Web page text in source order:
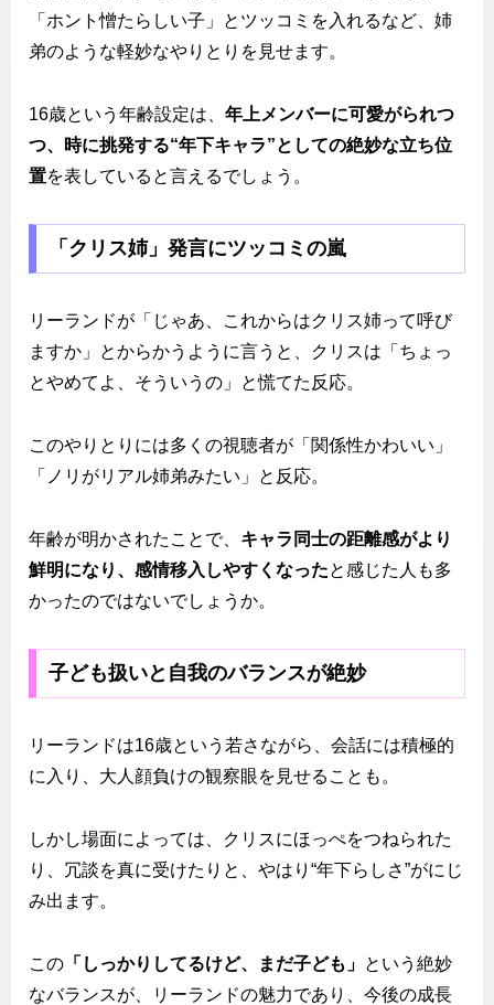
「ホント憎たらしい子」とツッコミを入れるなど、姉
弟のような軽妙なやりとりを見せます。
16歳という年齢設定は、 年上メンバーに可愛がられつ
つ、時に挑発する“年下キャラ”としての絶妙な立ち位
置を表していると言えるでしょう。
「クリス姉」発言にツッコミの嵐
リーランドが「じゃあ、これからはクリス姉って呼び
ますか」とからかうように言うと、クリスは「ちょっ
とやめてよ、そういうの」と慌てた反応。
このやりとりには多くの視聴者が「関係性かわいい」
「ノリがリアル姉弟みたい」と反応。
年齢が明かされたことで、 キャラ同士の距離感がより
鮮明になり、感情移入しやすくなったと感じた人も多
かったのではないでしょうか。
子ども扱いと自我のバランスが絶妙
リーランドは16歳という若さながら、会話には積極的
に入り、大人顔負けの観察眼を見せることも。
しかし場面によっては、クリスにほっぺをつねられた
り、冗談を真に受けたりと、やはり“年下らしさ”がにじ
み出ます。
この 「しっかりしてるけど、まだ子ども」 という絶妙
なバランスが、リーランドの魅力であり、今後の成長